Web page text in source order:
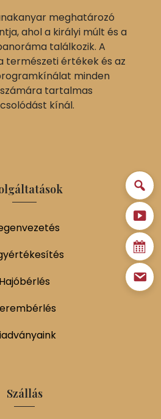
meghatározó
ahol a királyi múlt és a
találkozik. A
természeti értékek és az
minden
tartalmas
kínál.
Hajóbérlés
Szállás